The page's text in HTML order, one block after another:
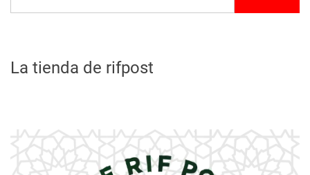
La tienda de rifpost